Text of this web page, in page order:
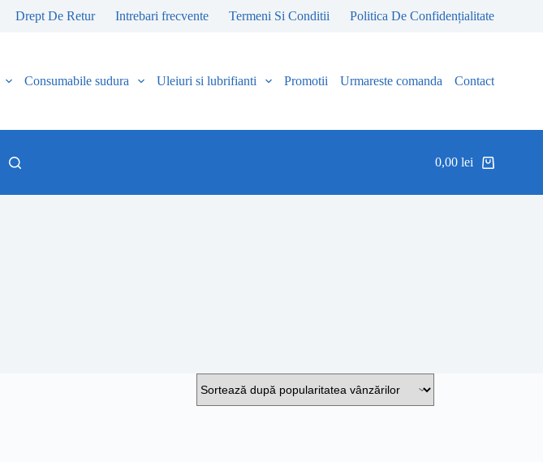
Drept De Retur Intrebari frecvente Termeni Si Conditii Politica De Confidențialitate
Consumabile sudura Uleiuri si lubrifianti Promotii Urmareste comanda Contact
Coș
cumpărături
0,00 lei